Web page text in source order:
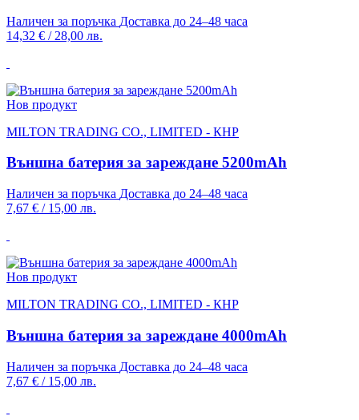
Наличен за поръчка Доставка до 24–48 часа
14,32 € / 28,00 лв.
Нов продукт
MILTON TRADING CO., LIMITED - КНР
Външна батерия за зареждане 5200mAh
Наличен за поръчка Доставка до 24–48 часа
7,67 € / 15,00 лв.
Нов продукт
MILTON TRADING CO., LIMITED - КНР
Външна батерия за зареждане 4000mAh
Наличен за поръчка Доставка до 24–48 часа
7,67 € / 15,00 лв.